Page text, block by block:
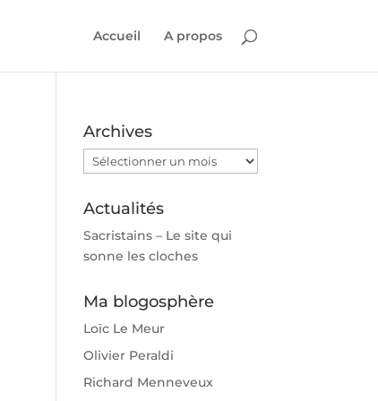
Accueil A propos
Archives
Archives
Actualités
Sacristains – Le site qui
sonne les cloches
Ma blogosphère
Loïc Le Meur
Olivier Peraldi
Richard Menneveux